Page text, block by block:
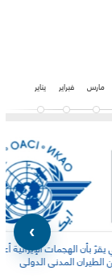
يناير فبراير مارس
أعمال غير